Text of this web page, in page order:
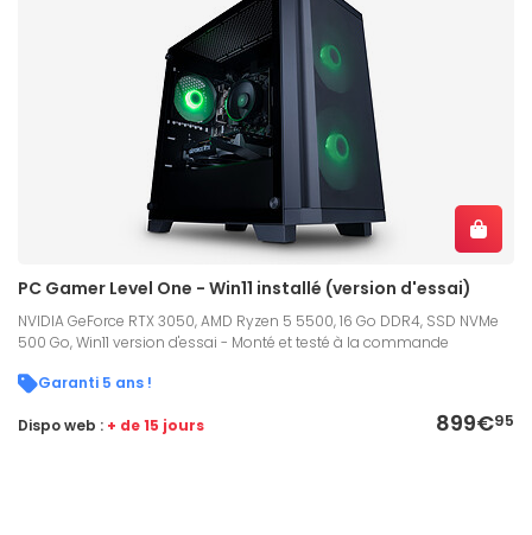
PC Gamer Level One - Win11 installé (version d'essai)
NVIDIA GeForce RTX 3050, AMD Ryzen 5 5500, 16 Go DDR4, SSD NVMe
500 Go, Win11 version d'essai - Monté et testé à la commande
Garanti 5 ans !
899€95
Dispo web : + de 15 jours